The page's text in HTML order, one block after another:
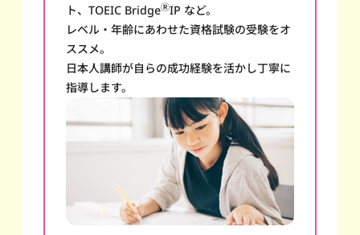
ト、TOEIC BridgeⓇIP など。
レベル・年齢にあわせた資格試験の受験をオ
ススメ。
日本人講師が自らの成功経験を活かし丁寧に
指導します。